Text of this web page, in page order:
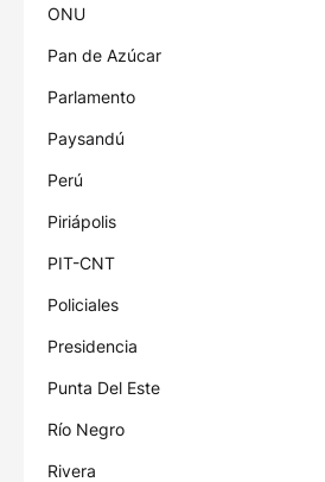
ONU
Pan de Azúcar
Parlamento
Paysandú
Perú
Piriápolis
PIT-CNT
Policiales
Presidencia
Punta Del Este
Río Negro
Rivera